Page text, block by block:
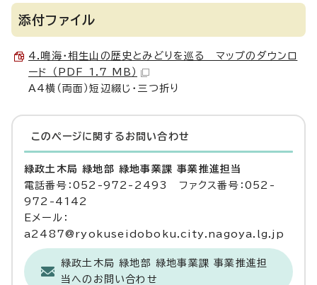
添付ファイル
4.鳴海・相生山の歴史とみどりを巡る マップのダウンロ
ード （PDF 1.7 MB）
A4横（両面）短辺綴じ・三つ折り
このページに関する お問い合わせ
緑政土木局 緑地部 緑地事業課 事業推進担当
電話番号：052-972-2493 ファクス番号：052-
972-4142
Eメール：
a2487@ryokuseidoboku.city.nagoya.lg.jp
緑政土木局 緑地部 緑地事業課 事業推進担
当へのお問い合わせ